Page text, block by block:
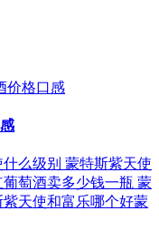
么级别 蒙特斯紫天使
萄酒卖多少钱一瓶 蒙
天使和富乐哪个好蒙